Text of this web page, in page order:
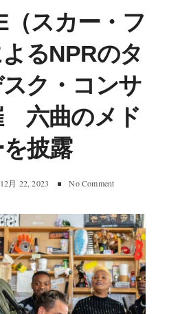
（スカー・フ
るNPRのタ
ク・コンサ
六曲のメド
を披露
12月 22, 2023 No Comment